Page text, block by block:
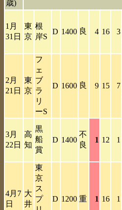
歳)
1月
31日
東
京
根
岸S
D 1400 良 4 16 3
2月
21日
東
京
フ
ェ
ブ
ラ
リ
ーS
D 1600 良 9 15 7
3月
22日
高
知
黒
船
賞
D 1400
不
良
1 12 1
4月7
日
大
井
東
京
ス
プ
D 1200 重 1 16 1